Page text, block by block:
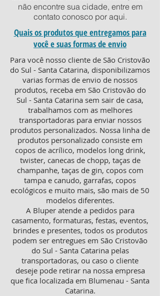
não encontre sua cidade, entre em
contato conosco por aqui.
Para você nosso cliente de São Cristovão
do Sul - Santa Catarina, disponibilizamos
varias formas de envio de nossos
produtos, receba em São Cristovão do
Sul - Santa Catarina sem sair de casa,
trabalhamos com as melhores
transportadoras para enviar nossos
produtos personalizados. Nossa linha de
produtos personalizado consiste em
copos de acrílico, modelos long drink,
twister, canecas de chopp, taças de
champanhe, taças de gin, copos com
tampa e canudo, garrafas, copos
ecológicos e muito mais, são mais de 50
modelos diferentes.
A Bluper atende a pedidos para
casamento, formaturas, festas, eventos,
brindes e presentes, todos os produtos
podem ser entregues em São Cristovão
do Sul - Santa Catarina pelas
transportadoras, ou caso o cliente
deseje pode retirar na nossa empresa
que fica localizada em Blumenau - Santa
Catarina.
Quais os produtos que entregamos para
você e suas formas de envio